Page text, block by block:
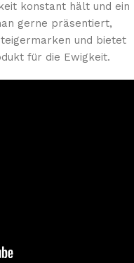
konstant hält und ein
gerne präsentiert,
und bietet
für die Ewigkeit.